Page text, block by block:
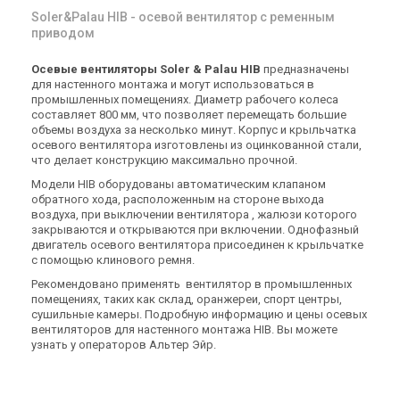
Soler&Palau HIB - осевой вентилятор с ременным
приводом
Осевые вентиляторы Soler & Palau HIB предназначены
для настенного монтажа и могут использоваться в
промышленных помещениях. Диаметр рабочего колеса
составляет 800 мм, что позволяет перемещать большие
объемы воздуха за несколько минут. Корпус и крыльчатка
осевого вентилятора изготовлены из оцинкованной стали,
что делает конструкцию максимально прочной.
Модели HIB оборудованы автоматическим клапаном
обратного хода, расположенным на стороне выхода
воздуха, при выключении вентилятора , жалюзи которого
закрываются и открываются при включении. Однофазный
двигатель осевого вентилятора присоединен к крыльчатке
с помощью клинового ремня.
Рекомендовано применять вентилятор в промышленных
помещениях, таких как склад, оранжереи, спорт центры,
сушильные камеры. Подробную информацию и цены осевых
вентиляторов для настенного монтажа HIB. Вы можете
узнать у операторов Альтер Эйр.